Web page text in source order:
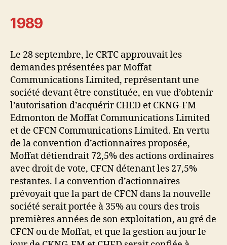
1989
Le 28 septembre, le CRTC approuvait les
demandes présentées par Moffat
Communications Limited, représentant une
société devant être constituée, en vue d’obtenir
l’autorisation d’acquérir CHED et CKNG-FM
Edmonton de Moffat Communications Limited
et de CFCN Communications Limited. En vertu
de la convention d’actionnaires proposée,
Moffat détiendrait 72,5% des actions ordinaires
avec droit de vote, CFCN détenant les 27,5%
restantes. La convention d’actionnaires
prévoyait que la part de CFCN dans la nouvelle
société serait portée à 35% au cours des trois
premières années de son exploitation, au gré de
CFCN ou de Moffat, et que la gestion au jour le